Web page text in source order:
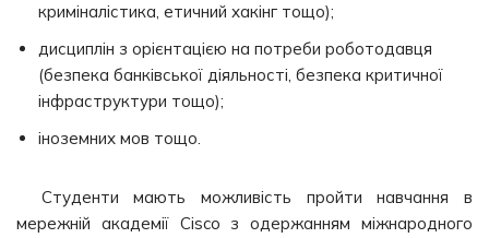
криміналістика, етичний хакінг тощо);
дисциплін з орієнтацією на потреби роботодавця
(безпека банківської діяльності, безпека критичної
інфраструктури тощо);
іноземних мов тощо.
Студенти мають можливість пройти навчання в
мережній академії Cisco з одержанням міжнародного